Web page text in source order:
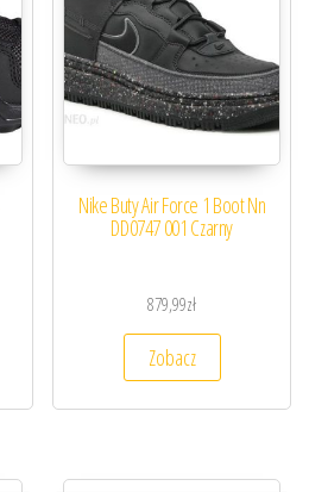
Nike Buty Air Force 1 Boot Nn
DD0747 001 Czarny
879,99zł
Zobacz